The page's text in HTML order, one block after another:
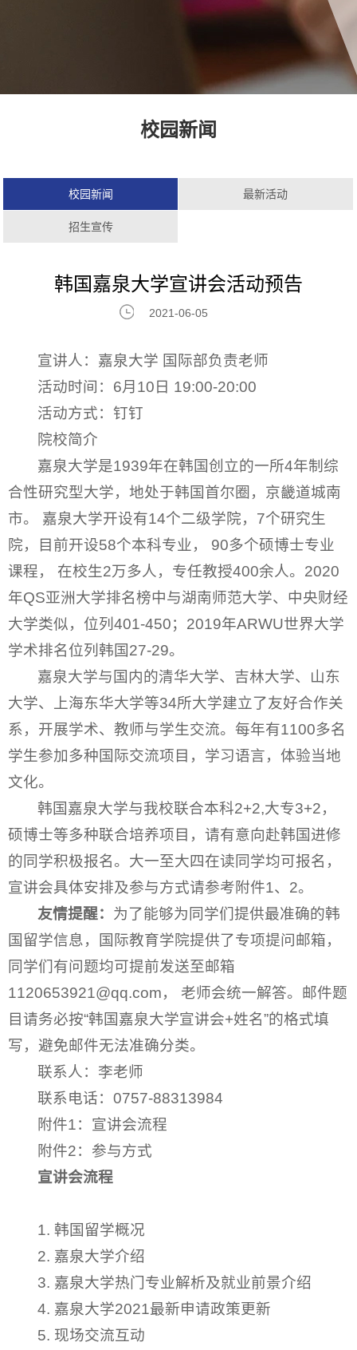
校园新闻
校园新闻 最新活动
招生宣传
韩国嘉泉大学宣讲会活动预告
2021-06-05
宣讲人：嘉泉大学 国际部负责老师
活动时间：6月10日 19:00-20:00
活动方式：钉钉
院校简介
嘉泉大学是1939年在韩国创立的一所4年制综
合性研究型大学，地处于韩国首尔圈，京畿道城南
市。 嘉泉大学开设有14个二级学院，7个研究生
院，目前开设58个本科专业， 90多个硕博士专业
课程， 在校生2万多人，专任教授400余人。2020
年QS亚洲大学排名榜中与湖南师范大学、中央财经
大学类似，位列401-450；2019年ARWU世界大学
学术排名位列韩国27-29。
嘉泉大学与国内的清华大学、吉林大学、山东
大学、上海东华大学等34所大学建立了友好合作关
系，开展学术、教师与学生交流。每年有1100多名
学生参加多种国际交流项目，学习语言，体验当地
文化。
韩国嘉泉大学与我校联合本科2+2,大专3+2，
硕博士等多种联合培养项目，请有意向赴韩国进修
的同学积极报名。大一至大四在读同学均可报名，
宣讲会具体安排及参与方式请参考附件1、2。
友情提醒： 为了能够为同学们提供最准确的韩
国留学信息，国际教育学院提供了专项提问邮箱，
同学们有问题均可提前发送至邮箱
1120653921@qq.com， 老师会统一解答。邮件题
目请务必按“韩国嘉泉大学宣讲会+姓名”的格式填
写，避免邮件无法准确分类。
联系人：李老师
联系电话：0757-88313984
附件1：宣讲会流程
附件2：参与方式
宣讲会流程
1. 韩国留学概况
2. 嘉泉大学介绍
3. 嘉泉大学热门专业解析及就业前景介绍
4. 嘉泉大学2021最新申请政策更新
5. 现场交流互动